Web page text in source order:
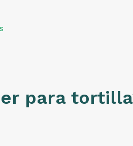
para